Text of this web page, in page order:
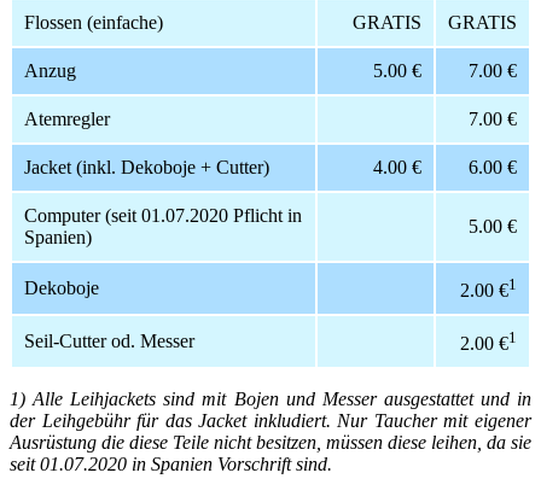
Flossen (einfache) GRATIS GRATIS
Anzug 5.00 € 7.00 €
Atemregler 7.00 €
Jacket (inkl. Dekoboje + Cutter) 4.00 € 6.00 €
Computer (seit 01.07.2020 Pflicht in
Spanien)
5.00 €
Dekoboje 2.00 €1
Seil-Cutter od. Messer 2.00 €1
1) Alle Leihjackets sind mit Bojen und Messer ausgestattet und in
der Leihgebühr für das Jacket inkludiert. Nur Taucher mit eigener
Ausrüstung die diese Teile nicht besitzen, müssen diese leihen, da sie
seit 01.07.2020 in Spanien Vorschrift sind.